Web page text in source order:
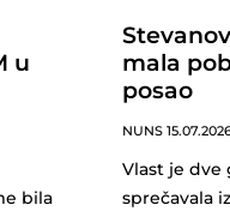
u
bila
mala
posao
NUNS
Vlast je
sprečavala